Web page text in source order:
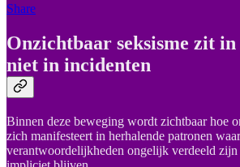
Share
Onzichtbaar seksisme zit
niet in incidenten
Binnen deze beweging wordt zichtbaar hoe
zich manifesteert in herhalende patronen
verantwoordelijkheden ongelijk verdeeld